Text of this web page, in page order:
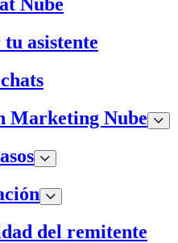
asistente
Marketing Nube
del remitente